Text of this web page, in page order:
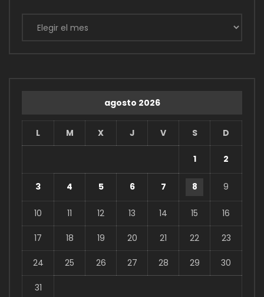
agosto 2026
L M X J V S D
1 2
3 4 5 6 7 8 9
10 11 12 13 14 15 16
17 18 19 20 21 22 23
24 25 26 27 28 29 30
31